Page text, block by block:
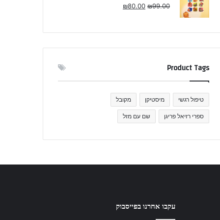
₪99.00
₪80.00
Product Tags
טיפול רגשי מיסטיקן מקובל
ספרי רזיאל פריגן שם עם מזל
עקבו אחרנו בפייסבוק